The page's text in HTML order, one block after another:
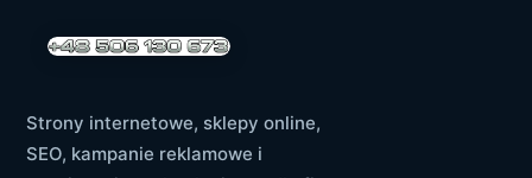
Strony internetowe, sklepy online,
SEO, kampanie reklamowe i